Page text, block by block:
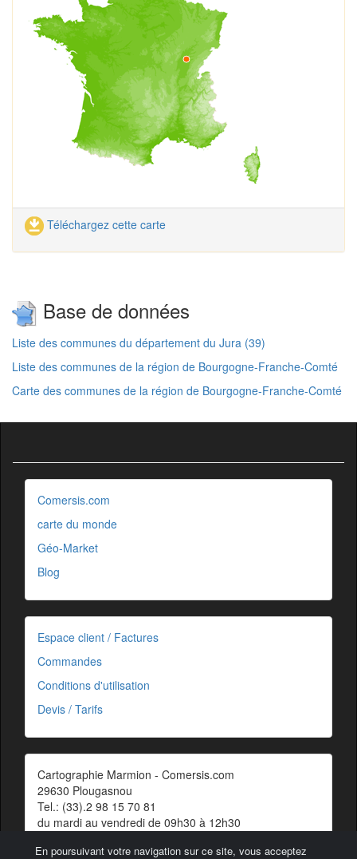
Téléchargez cette carte
Base de données
Liste des communes du département du Jura (39)
Liste des communes de la région de Bourgogne-Franche-Comté
Carte des communes de la région de Bourgogne-Franche-Comté
En poursuivant votre navigation sur ce site, vous acceptez
Comersis.com
carte du monde
Géo-Market
Blog
Espace client / Factures
Commandes
Conditions d'utilisation
Devis / Tarifs
Cartographie Marmion - Comersis.com
29630 Plougasnou
Tel.: (33).2 98 15 70 81
du mardi au vendredi de 09h30 à 12h30